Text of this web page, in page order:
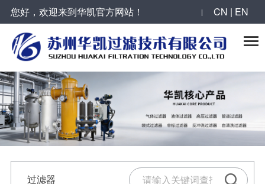
您好，欢迎来到华凯官方网站！ CN | EN

过滤器